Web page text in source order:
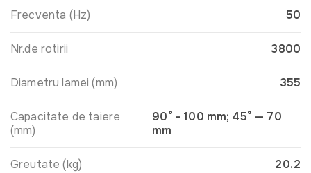
Frecventa (Hz) 50
Nr.de rotirii 3800
Diametru lamei (mm) 355
Capacitate de taiere
(mm)
90° - 100 mm; 45° — 70
mm
Greutate (kg) 20.2